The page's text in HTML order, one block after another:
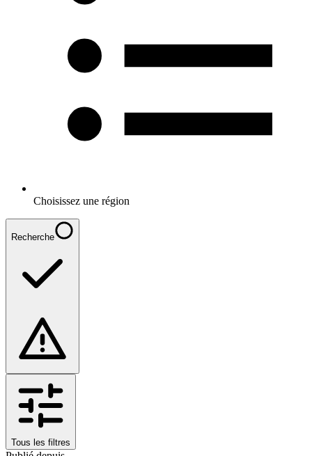
Choisissez une région
Recherche
Tous les filtres